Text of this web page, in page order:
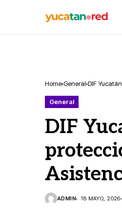
Home General DIF
General
DIF
ADMIN 18 MAYO, 2026